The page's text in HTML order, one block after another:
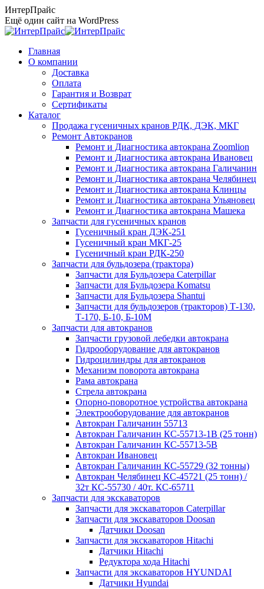
Перейти
к
содержанию
ИнтерПрайс
Ещё один сайт на WordPress
Главная
О компании
Доставка
Оплата
Гарантия и Возврат
Сертификаты
Каталог
Продажа гусеничных кранов РДК, ДЭК, МКГ
Ремонт Автокранов
Ремонт и Диагностика автокрана Zoomlion
Ремонт и Диагностика автокрана Ивановец
Ремонт и Диагностика автокрана Галичанин
Ремонт и Диагностика автокрана Челябинец
Ремонт и Диагностика автокрана Клинцы
Ремонт и Диагностика автокрана Ульяновец
Ремонт и Диагностика автокрана Машека
Запчасти для гусеничных кранов
Гусеничный кран ДЭК-251
Гусеничный кран МКГ-25
Гусеничный кран РДК-250
Запчасти для бульдозера (трактора)
Запчасти для Бульдозера Caterpillar
Запчасти для Бульдозера Komatsu
Запчасти для Бульдозера Shantui
Запчасти для бульдозеров (тракторов) Т-130,
Т-170, Б-10, Б-10М
Запчасти для автокранов
Запчасти грузовой лебедки автокрана
Гидрооборудование для автокранов
Гидроцилиндры для автокранов
Механизм поворота автокрана
Рама автокрана
Стрела автокрана
Опорно-поворотное устройства автокрана
Электрооборудование для автокранов
Автокран Галичанин 55713
Автокран Галичанин КС-55713-1В (25 тонн)
Автокран Галичанин КС-55713-5В
Автокран Ивановец
Автокран Галичанин КС-55729 (32 тонны)
Автокран Челябинец КС-45721 (25 тонн) /
32т КС-55730 / 40т. КС-65711
Запчасти для экскаваторов
Запчасти для экскаваторов Caterpillar
Запчасти для экскаваторов Doosan
Датчики Doosan
Запчасти для экскаваторов Hitachi
Датчики Hitachi
Редуктора хода Hitachi
Запчасти для экскаваторов HYUNDAI
Датчики Hyundai